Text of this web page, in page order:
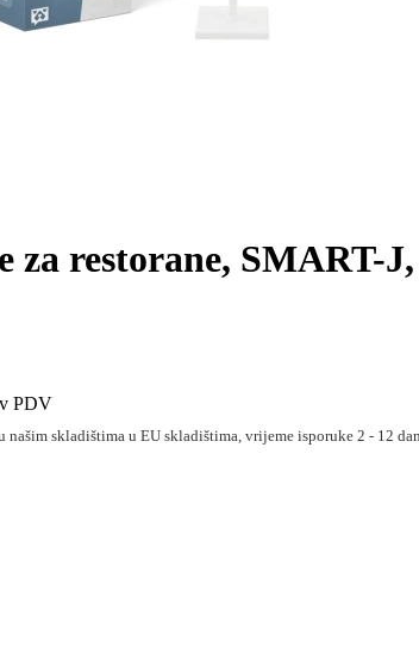
za restorane, SMART-
PDV
našim skladištima u EU skladištima, vrijeme isporuke 2 - 12